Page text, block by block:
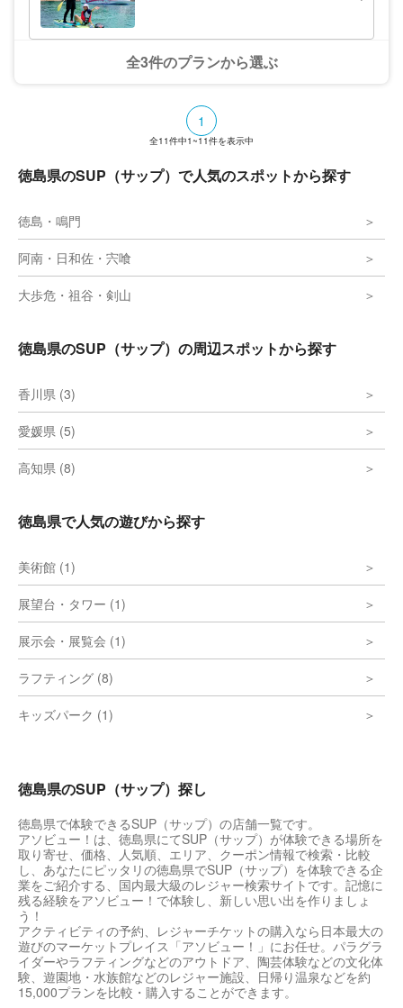
全3件のプランから選ぶ
1
全11件中1~11件を表示中
徳島県のSUP（サップ）で人気のスポットから探す
徳島・鳴門
阿南・日和佐・宍喰
大歩危・祖谷・剣山
徳島県のSUP（サップ）の周辺スポットから探す
香川県 (3)
愛媛県 (5)
高知県 (8)
徳島県で人気の遊びから探す
美術館 (1)
展望台・タワー (1)
展示会・展覧会 (1)
ラフティング (8)
キッズパーク (1)
徳島県のSUP（サップ）探し
徳島県で体験できるSUP（サップ）の店舗一覧です。
アソビュー！は、徳島県にてSUP（サップ）が体験できる場所を
取り寄せ、価格、人気順、エリア、クーポン情報で検索・比較
し、あなたにピッタリの徳島県でSUP（サップ）を体験できる企
業をご紹介する、国内最大級のレジャー検索サイトです。記憶に
残る経験をアソビュー！で体験し、新しい思い出を作りましょ
う！
アクティビティの予約、レジャーチケットの購入なら日本最大の
遊びのマーケットプレイス「アソビュー！」にお任せ。パラグラ
イダーやラフティングなどのアウトドア、陶芸体験などの文化体
験、遊園地・水族館などのレジャー施設、日帰り温泉などを約
15,000プランを比較・購入することができます。